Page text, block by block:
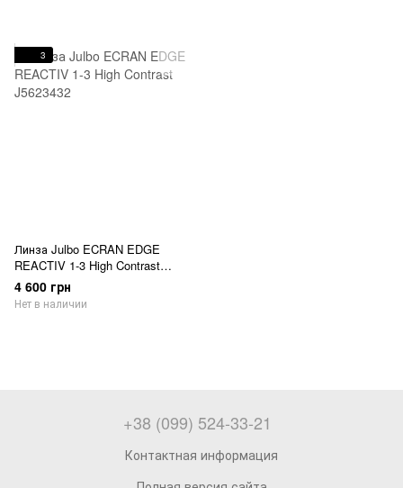
3
Линза Julbo ECRAN EDGE
REACTIV 1-3 High Contrast
J5623432
4 600 грн
Нет в наличии
+38 (099) 524-33-21
Контактная информация